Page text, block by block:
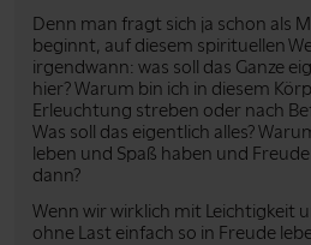
Denn man fragt sich ja schon als
beginnt, auf diesem spirituellen
irgendwann: was soll das Ganze
hier? Warum bin ich in diesem
Erleuchtung streben oder nach
Was soll das eigentlich alles?
leben und Spaß haben und
dann?
Wenn wir wirklich mit Leichtigkeit
ohne Last einfach so in Freude